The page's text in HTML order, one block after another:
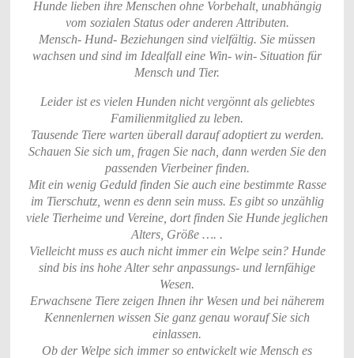
Hunde lieben ihre Menschen ohne Vorbehalt, unabhängig
vom sozialen Status oder anderen Attributen.
Mensch- Hund- Beziehungen sind vielfältig. Sie müssen
wachsen und sind im Idealfall eine Win- win- Situation für
Mensch und Tier.
Leider ist es vielen Hunden nicht vergönnt als geliebtes
Familienmitglied zu leben.
Tausende Tiere warten überall darauf adoptiert zu werden.
Schauen Sie sich um, fragen Sie nach, dann werden Sie den
passenden Vierbeiner finden.
Mit ein wenig Geduld finden Sie auch eine bestimmte Rasse
im Tierschutz, wenn es denn sein muss. Es gibt so unzählig
viele Tierheime und Vereine, dort finden Sie Hunde jeglichen
Alters, Größe …. .
Vielleicht muss es auch nicht immer ein Welpe sein? Hunde
sind bis ins hohe Alter sehr anpassungs- und lernfähige
Wesen.
Erwachsene Tiere zeigen Ihnen ihr Wesen und bei näherem
Kennenlernen wissen Sie ganz genau worauf Sie sich
einlassen.
Ob der Welpe sich immer so entwickelt wie Mensch es